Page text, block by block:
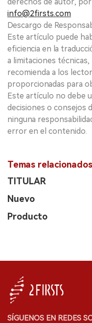
info@2firsts.com
Descargo de
Este artículo puede
eficiencia en la
a limitaciones
recomienda a los
proporcionadas para
Este artículo no debe
decisiones o consejos
ninguna
error en el contenido.
Temas relacionados
TITULAR
Nuevo
Producto
SÍGUENOS EN REDES